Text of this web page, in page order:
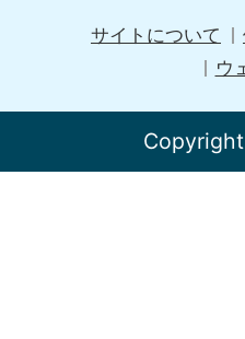
サイトについて
ウ